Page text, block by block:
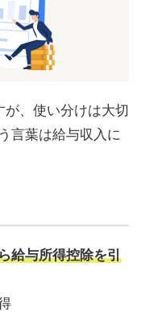
、使い分けは大切
言葉は給与収入に
給与所得控除を引